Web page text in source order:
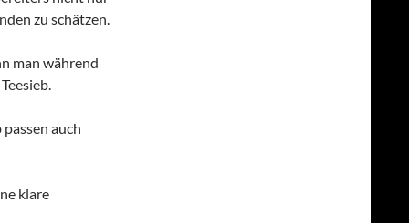
zu schätzen.
man während
auch
klare